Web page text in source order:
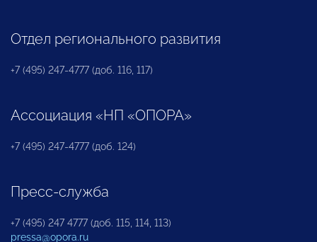
Отдел регионального развития
+7 (495) 247-4777 (доб. 116, 117)
Ассоциация «НП «ОПОРА»
+7 (495) 247-4777 (доб. 124)
Пресс-служба
+7 (495) 247 4777 (доб. 115, 114, 113)
pressa@opora.ru